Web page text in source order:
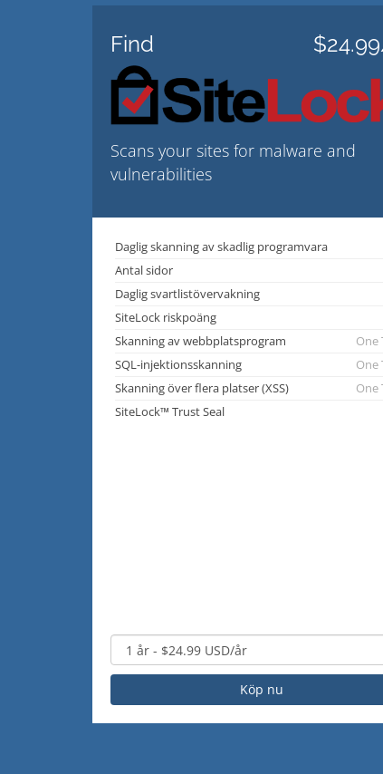
Find
Scans your sites for malware and
vulnerabilities
Daglig skanning av skadlig programvara
Antal sidor
Daglig svartlistövervakning
SiteLock riskpoäng
Skanning av webbplatsprogram
One
SQL-injektionsskanning
One
Skanning över flera platser (XSS)
One
SiteLock™ Trust Seal
Köp nu